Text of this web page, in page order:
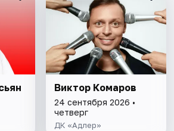
Виктор Комаров
24 сентября 2026 •
четверг
ДК «Адлер»